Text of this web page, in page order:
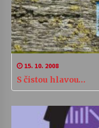
15. 10. 2008
S čistou hlavou…